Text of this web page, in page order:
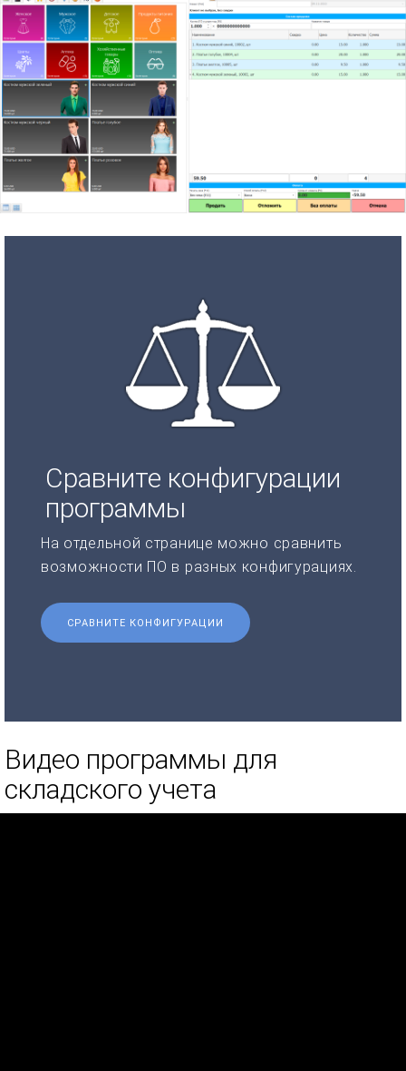
Сравните конфигурации
программы
На отдельной странице можно сравнить
возможности ПО в разных конфигурациях.
СРАВНИТЕ КОНФИГУРАЦИИ
Видео программы для
складского учета